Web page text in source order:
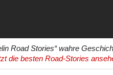
Road Stories“ wahre
die besten Road-Stories